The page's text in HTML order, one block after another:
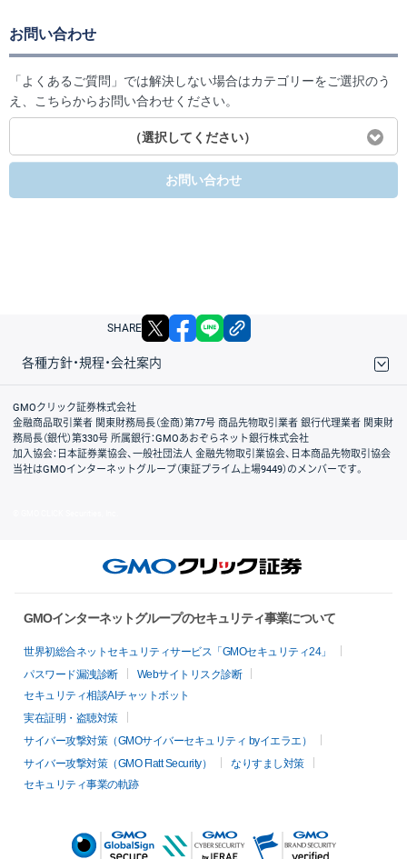
お問い合わせ
「よくあるご質問」では解決しない場合はカテゴリーをご選択のう
え、こちらからお問い合わせください。
（選択してください）
お問い合わせ
SHARE X facebook
各種方針・規程・会社案内
取引規程・約款
サイトマップ
その他のご案内
個人情報保護方針
最良執行方針
サイトのご利用について
ディスクレイマー
信託保全
リスク説明
会社案内
GMOクリック証券株式会社
金融商品取引業者 関東財務局長（金商）第77号 商品先物取引業者 銀行代理業者 関東財
務局長（銀代）第330号 所属銀行：GMOあおぞらネット銀行株式会社
加入協会：日本証券業協会、一般社団法人 金融先物取引業協会、日本商品先物取引協会
当社はGMOインターネットグループ（東証プライム上場9449）のメンバーです。
GMOインターネットグループのセキュリティ事業について
世界初総合ネットセキュリティサービス「GMOセキュリティ24」
パスワード漏洩診断
Webサイトリスク診断
セキュリティ相談AIチャットボット
実在証明・盗聴対策
サイバー攻撃対策（GMOサイバーセキュリティ byイエラエ）
サイバー攻撃対策（GMO Flatt Security）
なりすまし対策
セキュリティ事業の軌跡